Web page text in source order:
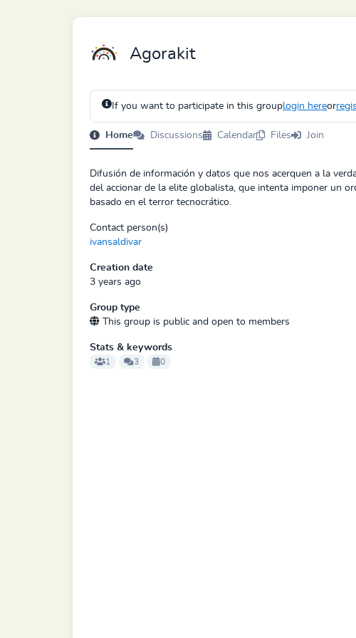
Agorakit
If you want to participate in this grouplogin hereor
Home Discussions Calendar Files Join
Difusión de información y datos que nos acerquen a la
del accionar de la elite globalista, que intenta imponer un
basado en el terror tecnocrático.
Contact person(s)
ivansaldivar
Creation date
3 years ago
Group type
This group is public and open to members
Stats & keywords
1 3 0